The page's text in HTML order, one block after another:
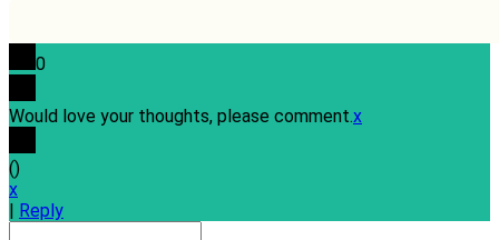
0
Would love your thoughts, please comment.x
()
x
| Reply